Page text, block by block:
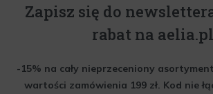
Zapisz się do
rabat na
-15% na cały nieprzeceniony
wartości zamówienia 199 zł. Kod nie